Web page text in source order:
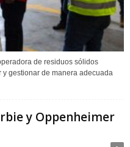
de residuos sólidos
gestionar de manera adecuada
y Oppenheimer